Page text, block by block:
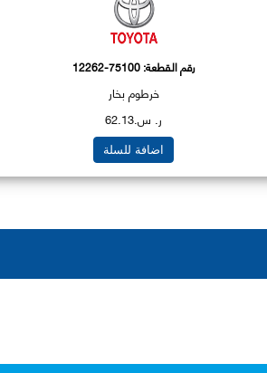
رقم القطعة:12262-75100
خرطوم بخار
ر. س.62.13
اضافة للسلة